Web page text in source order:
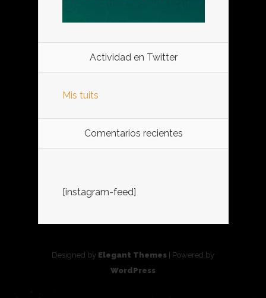
Actividad en Twitter
Mis tuits
Comentarios recientes
[instagram-feed]
Designed by Elegant Themes | Powered by
WordPress